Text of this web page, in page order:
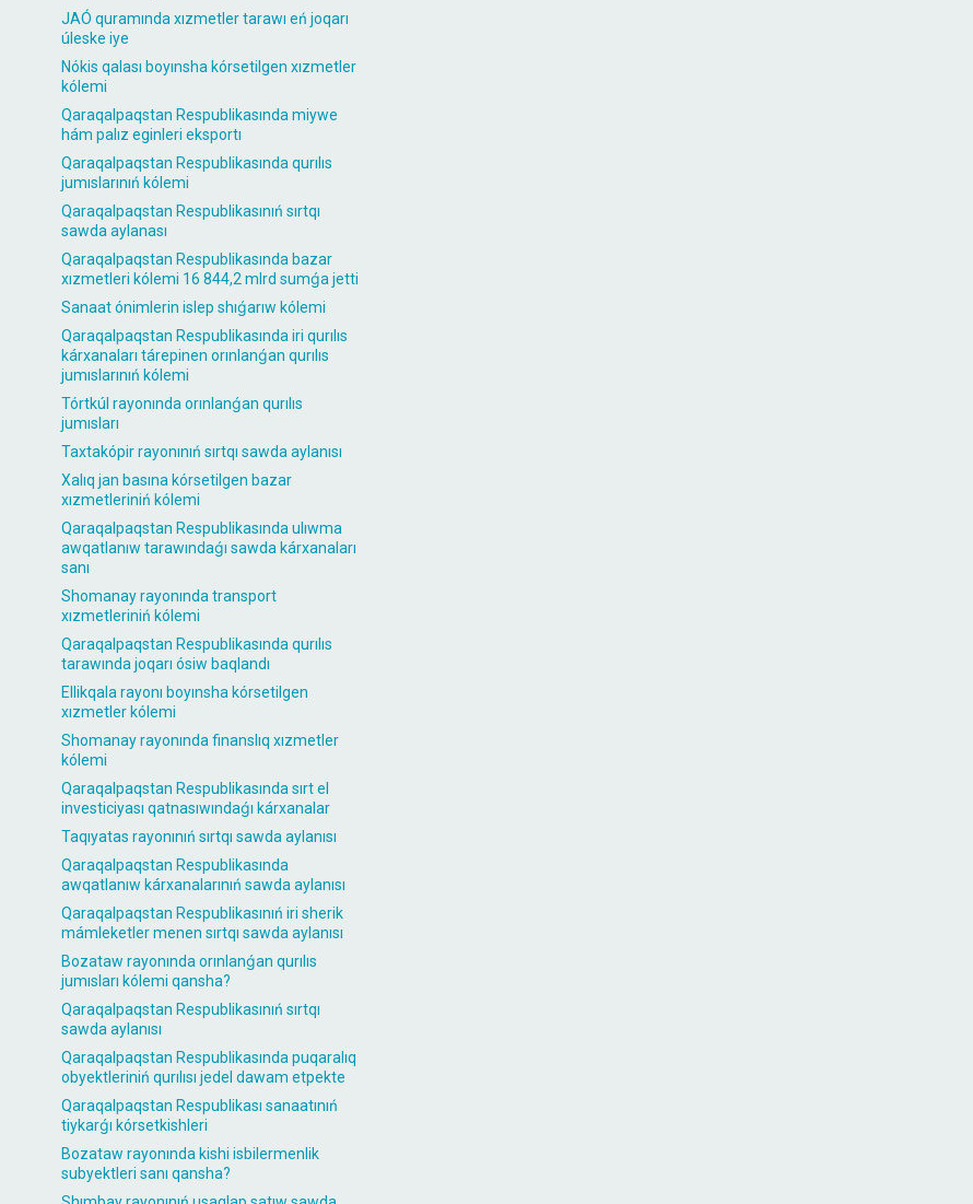
JAÓ quramında xızmetler tarawı eń joqarı
úleske iye
Nókis qalası boyınsha kórsetilgen xızmetler
kólemi
Qaraqalpaqstan Respublikasında miywe
hám palız eginleri eksportı
Qaraqalpaqstan Respublikasında qurılıs
jumıslarınıń kólemi
Qaraqalpaqstan Respublikasınıń sırtqı
sawda aylanası
Qaraqalpaqstan Respublikasında bazar
xızmetleri kólemi 16 844,2 mlrd sumǵa jetti
Sanaat ónimlerin islep shıǵarıw kólemi
Qaraqalpaqstan Respublikasında iri qurılıs
kárxanaları tárepinen orınlanǵan qurılıs
jumıslarınıń kólemi
Tórtkúl rayonında orınlanǵan qurılıs
jumısları
Taxtakópir rayonınıń sırtqı sawda aylanısı
Xalıq jan basına kórsetilgen bazar
xızmetleriniń kólemi
Qaraqalpaqstan Respublikasında ulıwma
awqatlanıw tarawındaǵı sawda kárxanaları
sanı
Shomanay rayonında transport
xızmetleriniń kólemi
Qaraqalpaqstan Respublikasında qurılıs
tarawında joqarı ósiw baqlandı
Ellikqala rayonı boyınsha kórsetilgen
xızmetler kólemi
Shomanay rayonında finanslıq xızmetler
kólemi
Qaraqalpaqstan Respublikasında sırt el
investiciyası qatnasıwındaǵı kárxanalar
Taqıyatas rayonınıń sırtqı sawda aylanısı
Qaraqalpaqstan Respublikasında
awqatlanıw kárxanalarınıń sawda aylanısı
Qaraqalpaqstan Respublikasınıń iri sherik
mámleketler menen sırtqı sawda aylanısı
Bozataw rayonında orınlanǵan qurılıs
jumısları kólemi qansha?
Qaraqalpaqstan Respublikasınıń sırtqı
sawda aylanısı
Qaraqalpaqstan Respublikasında puqaralıq
obyektleriniń qurılısı jedel dawam etpekte
Qaraqalpaqstan Respublikası sanaatınıń
tiykarǵı kórsetkishleri
Bozataw rayonında kishi isbilermenlik
subyektleri sanı qansha?